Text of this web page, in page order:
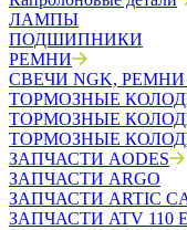
ЛАМПЫ
ПОДШИПНИКИ
РЕМНИ
СВЕЧИ NGK, РЕМНИ
ТОРМОЗНЫЕ
ТОРМОЗНЫЕ
ТОРМОЗНЫЕ
ЗАПЧАСТИ AODES
ЗАПЧАСТИ ARGO
ЗАПЧАСТИ ARTIC
ЗАПЧАСТИ ATV 110